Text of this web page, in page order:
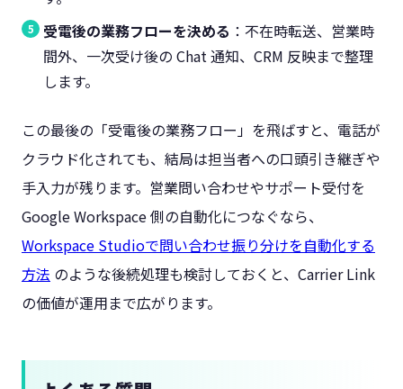
受電後の業務フローを決める ：不在時転送、営業時
間外、一次受け後の Chat 通知、CRM 反映まで整理
します。
この最後の「受電後の業務フロー」を飛ばすと、電話が
クラウド化されても、結局は担当者への口頭引き継ぎや
手入力が残ります。営業問い合わせやサポート受付を
Google Workspace 側の自動化につなぐなら、
Workspace Studioで問い合わせ振り分けを自動化する
方法 のような後続処理も検討しておくと、Carrier Link
の価値が運用まで広がります。